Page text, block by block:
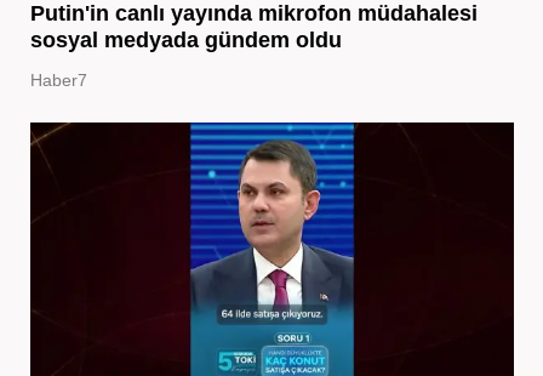
Putin'in canlı yayında mikrofon müdahalesi
sosyal medyada gündem oldu
Haber7